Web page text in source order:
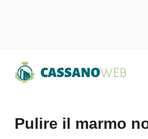
Pulire il marmo